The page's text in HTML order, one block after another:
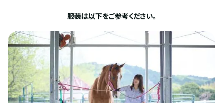
服装は以下をご参考ください。